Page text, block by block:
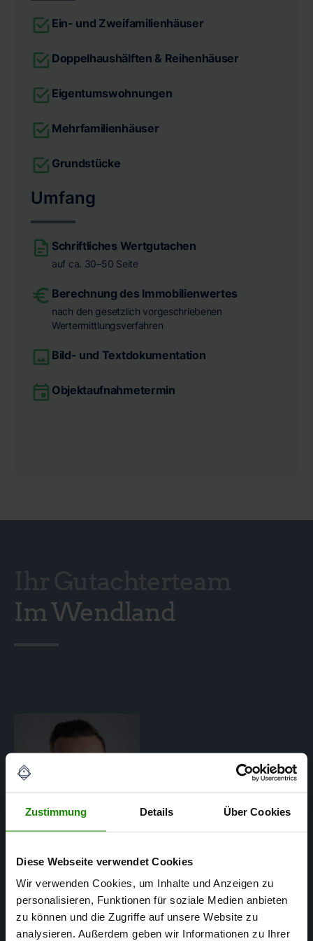
Zustimmung Details Über Cookies
Diese Webseite verwendet Cookies
Wir verwenden Cookies, um Inhalte und Anzeigen zu
personalisieren, Funktionen für soziale Medien anbieten
zu können und die Zugriffe auf unsere Website zu
analysieren. Außerdem geben wir Informationen zu Ihrer
Ein- und Zweifamilienhäuser
Doppelhaushälften & Reihenhäuser
Eigentumswohnungen
Mehrfamilienhäuser
Grundstücke
Umfang
Schriftliches Wertgutachen
auf ca. 30–50 Seite
Berechnung des Immobilienwertes
nach den gesetzlich vorgeschriebenen
Wertermittlungsverfahren
Bild- und Textdokumentation
Objektaufnahmetermin
Im Wendland
Matthias Mertens
SACHVERSTÄNDIGER FÜR